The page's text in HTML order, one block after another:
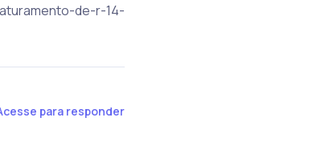
de-r-14-
para responder